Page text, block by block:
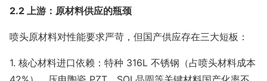
2.2 上游：原材料供应的瓶颈
喷头原材料对性能要求严苛，但国产供应存在三大短板：
1. 核心材料进口依赖：特种 316L 不锈钢（占喷头材料成本